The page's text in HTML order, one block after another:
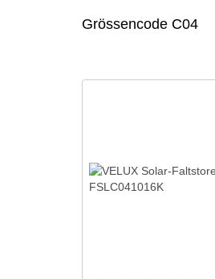
Grössencode C04